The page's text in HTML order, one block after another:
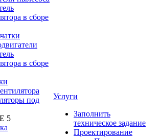
в сборе
в сборе
под
5
Услуги
Заполнить
техническое задание
Проектирование